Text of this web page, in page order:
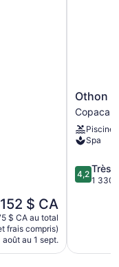
Le
prix
est
de
152 $ CA
152 $ CA
$ CA au total
frais compris)
août au 1 sept.
Othon
Palace
Rio
Othon
Piscine
Spa
4.2
sur
4,2 Très
1 330